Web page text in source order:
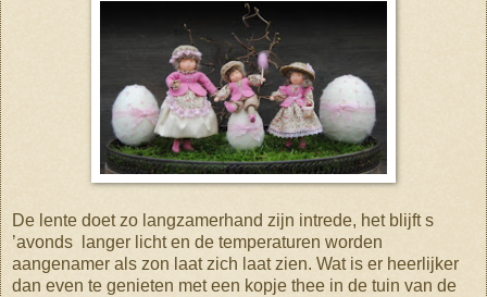
De lente doet zo langzamerhand zijn intrede, het blijft s
’avonds
langer licht en de temperaturen worden
aangenamer als zon laat zich laat zien. Wat is er heerlijker
dan even te genieten met een kopje thee in de tuin van de